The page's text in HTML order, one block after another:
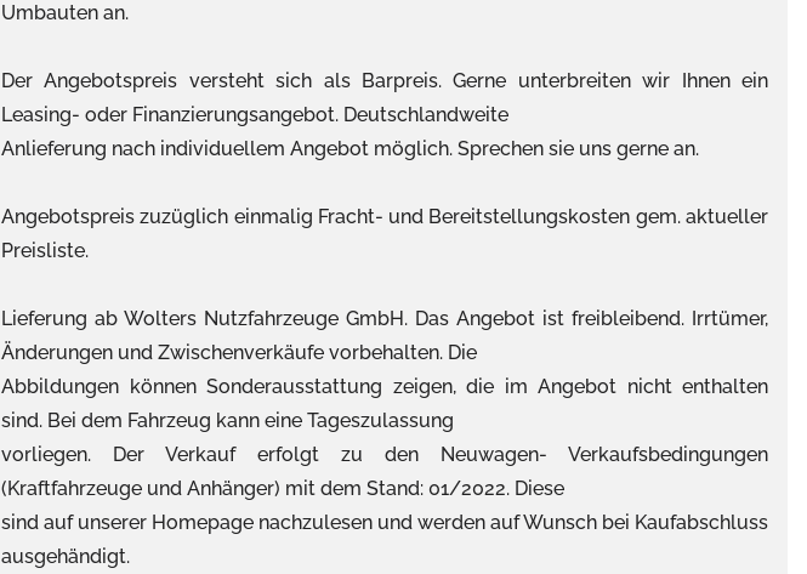
Umbauten an.
Der Angebotspreis versteht sich als Barpreis. Gerne unterbreiten wir Ihnen ein
Leasing- oder Finanzierungsangebot. Deutschlandweite
Anlieferung nach individuellem Angebot möglich. Sprechen sie uns gerne an.
Angebotspreis zuzüglich einmalig Fracht- und Bereitstellungskosten gem. aktueller
Preisliste.
Lieferung ab Wolters Nutzfahrzeuge GmbH. Das Angebot ist freibleibend. Irrtümer,
Änderungen und Zwischenverkäufe vorbehalten. Die
Abbildungen können Sonderausstattung zeigen, die im Angebot nicht enthalten
sind. Bei dem Fahrzeug kann eine Tageszulassung
vorliegen. Der Verkauf erfolgt zu den Neuwagen- Verkaufsbedingungen
(Kraftfahrzeuge und Anhänger) mit dem Stand: 01/2022. Diese
sind auf unserer Homepage nachzulesen und werden auf Wunsch bei Kaufabschluss
ausgehändigt.